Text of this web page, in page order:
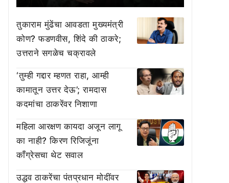
तुकाराम मुंढेंचा आवडता मुख्यमंत्री
कोण? फडणवीस, शिंदे की ठाकरे;
उत्तराने सगळेच चक्रावले
‘तुम्ही गद्दार म्हणत राहा, आम्ही
कामातून उत्तर देऊ’; रामदास
कदमांचा ठाकरेंवर निशाणा
महिला आरक्षण कायदा अजून लागू
का नाही? किरण रिजिजूंना
काँग्रेसचा थेट सवाल
उद्धव ठाकरेंचा पंतप्रधान मोदींवर